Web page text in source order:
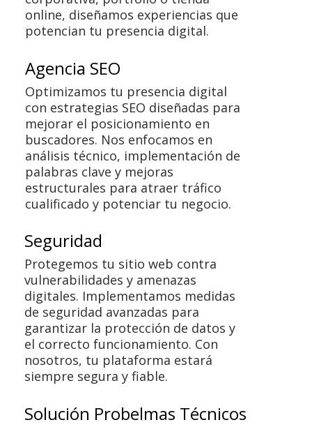
online, diseñamos experiencias que
potencian tu presencia digital.
Agencia SEO
Optimizamos tu presencia digital
con estrategias SEO diseñadas para
mejorar el posicionamiento en
buscadores. Nos enfocamos en
análisis técnico, implementación de
palabras clave y mejoras
estructurales para atraer tráfico
cualificado y potenciar tu negocio.
Seguridad
Protegemos tu sitio web contra
vulnerabilidades y amenazas
digitales. Implementamos medidas
de seguridad avanzadas para
garantizar la protección de datos y
el correcto funcionamiento. Con
nosotros, tu plataforma estará
siempre segura y fiable.
Solución Probelmas Técnicos